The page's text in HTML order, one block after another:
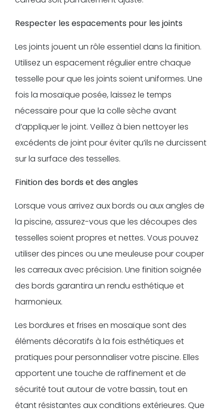
Respecter les espacements pour les joints
Les joints jouent un rôle essentiel dans la finition.
Utilisez un espacement régulier entre chaque
tesselle pour que les joints soient uniformes. Une
fois la mosaïque posée, laissez le temps
nécessaire pour que la colle sèche avant
d’appliquer le joint. Veillez à bien nettoyer les
excédents de joint pour éviter qu’ils ne durcissent
sur la surface des tesselles.
Finition des bords et des angles
Lorsque vous arrivez aux bords ou aux angles de
la piscine, assurez-vous que les découpes des
tesselles soient propres et nettes. Vous pouvez
utiliser des pinces ou une meuleuse pour couper
les carreaux avec précision. Une finition soignée
des bords garantira un rendu esthétique et
harmonieux.
Les bordures et frises en mosaïque sont des
éléments décoratifs à la fois esthétiques et
pratiques pour personnaliser votre piscine. Elles
apportent une touche de raffinement et de
sécurité tout autour de votre bassin, tout en
étant résistantes aux conditions extérieures. Que